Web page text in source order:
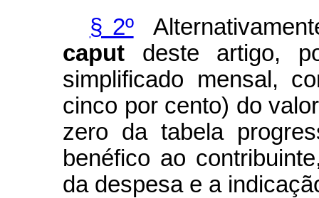
§ 2º
caput deste artigo,
simplificado mensal,
cinco por cento) do
zero da tabela
benéfico ao
da despesa e a